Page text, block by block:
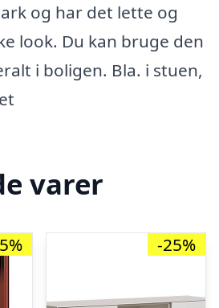
og har det lette og
look. Du kan bruge den
i boligen. Bla. i stuen,
varer
-25%